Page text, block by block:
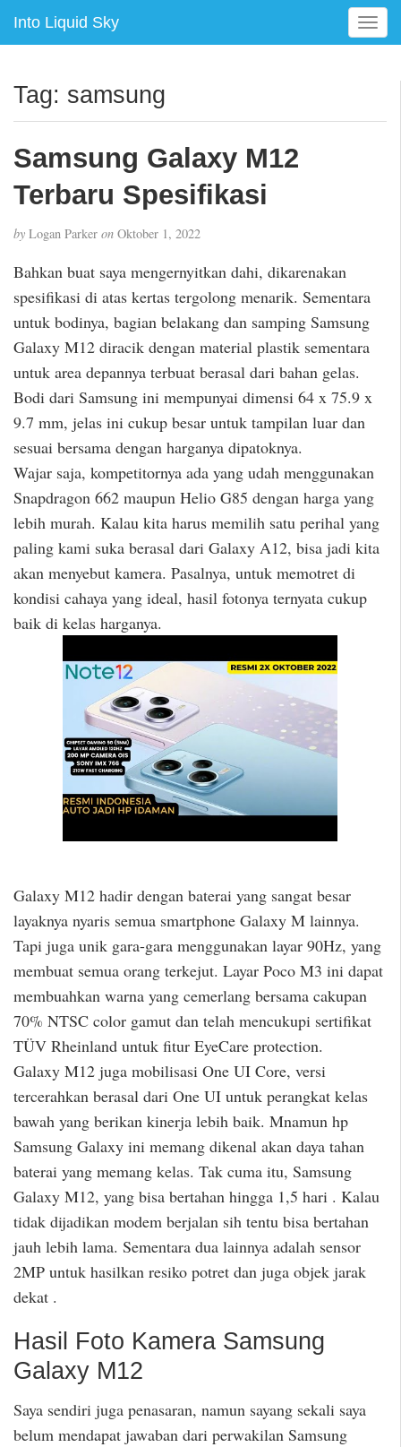
Into Liquid Sky
T
o
e
o
n
Tag: samsung
Samsung Galaxy M12
Terbaru Spesifikasi
by Logan Parker on Oktober 1, 2022
Bahkan buat saya mengernyitkan dahi, dikarenakan
spesifikasi di atas kertas tergolong menarik. Sementara
untuk bodinya, bagian belakang dan samping Samsung
Galaxy M12 diracik dengan material plastik sementara
untuk area depannya terbuat berasal dari bahan gelas.
Bodi dari Samsung ini mempunyai dimensi 64 x 75.9 x
9.7 mm, jelas ini cukup besar untuk tampilan luar dan
sesuai bersama dengan harganya dipatoknya.
Wajar saja, kompetitornya ada yang udah menggunakan
Snapdragon 662 maupun Helio G85 dengan harga yang
lebih murah. Kalau kita harus memilih satu perihal yang
paling kami suka berasal dari Galaxy A12, bisa jadi kita
akan menyebut kamera. Pasalnya, untuk memotret di
kondisi cahaya yang ideal, hasil fotonya ternyata cukup
baik di kelas harganya.
Galaxy M12 hadir dengan baterai yang sangat besar
layaknya nyaris semua smartphone Galaxy M lainnya.
Tapi juga unik gara-gara menggunakan layar 90Hz, yang
membuat semua orang terkejut. Layar Poco M3 ini dapat
membuahkan warna yang cemerlang bersama cakupan
70% NTSC color gamut dan telah mencukupi sertifikat
TÜV Rheinland untuk fitur EyeCare protection.
Galaxy M12 juga mobilisasi One UI Core, versi
tercerahkan berasal dari One UI untuk perangkat kelas
bawah yang berikan kinerja lebih baik. Mnamun hp
Samsung Galaxy ini memang dikenal akan daya tahan
baterai yang memang kelas. Tak cuma itu, Samsung
Galaxy M12, yang bisa bertahan hingga 1,5 hari . Kalau
tidak dijadikan modem berjalan sih tentu bisa bertahan
jauh lebih lama. Sementara dua lainnya adalah sensor
2MP untuk hasilkan resiko potret dan juga objek jarak
dekat .
Hasil Foto Kamera Samsung
Galaxy M12
Saya sendiri juga penasaran, namun sayang sekali saya
belum mendapat jawaban dari perwakilan Samsung